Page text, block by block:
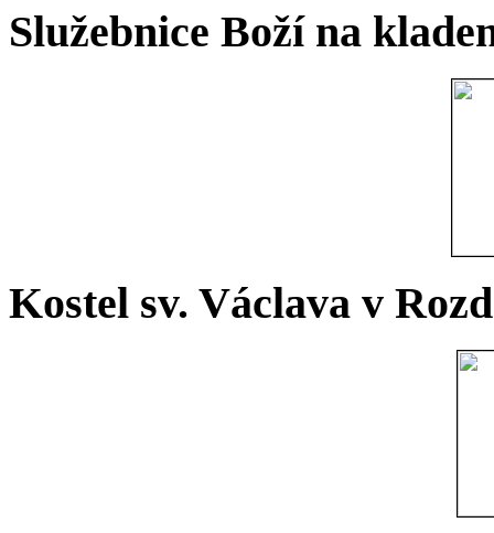
Služebnice Boží na
Kostel sv. Václava v